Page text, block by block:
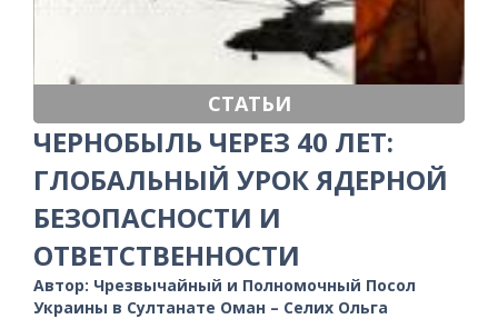
СТАТЬИ
ЧЕРНОБЫЛЬ ЧЕРЕЗ 40 ЛЕТ:
ГЛОБАЛЬНЫЙ УРОК ЯДЕРНОЙ
БЕЗОПАСНОСТИ И
ОТВЕТСТВЕННОСТИ
Автор: Чрезвычайный и Полномочный Посол
Украины в Султанате Оман – Селих Ольга